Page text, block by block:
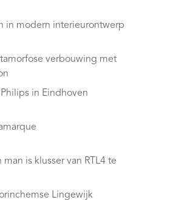
in modern interieurontwerp
verbouwing met
in Eindhoven
is klusser van RTL4 te
Lingewijk